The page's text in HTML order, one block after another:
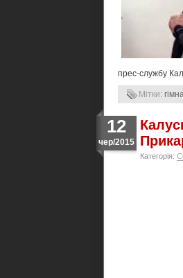
прес-службу
Мітки:
12
чер/2015
Категорія: